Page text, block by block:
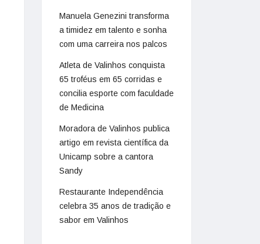
Manuela Genezini transforma
a timidez em talento e sonha
com uma carreira nos palcos
Atleta de Valinhos conquista
65 troféus em 65 corridas e
concilia esporte com faculdade
de Medicina
Moradora de Valinhos publica
artigo em revista científica da
Unicamp sobre a cantora
Sandy
Restaurante Independência
celebra 35 anos de tradição e
sabor em Valinhos